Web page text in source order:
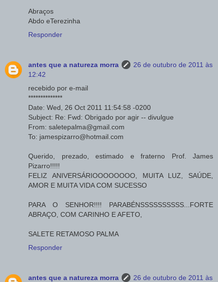
Abraços
Abdo eTerezinha
Responder
antes que a natureza morra
26 de outubro de 2011 às
12:42
recebido por e-mail
**************
Date: Wed, 26 Oct 2011 11:54:58 -0200
Subject: Re: Fwd: Obrigado por agir -- divulgue
From: saletepalma@gmail.com
To: jamespizarro@hotmail.com
Querido, prezado, estimado e fraterno Prof. James
Pizarro!!!!!
FELIZ ANIVERSÁRIOOOOOOOO, MUITA LUZ, SAÚDE,
AMOR E MUITA VIDA COM SUCESSO
PARA O SENHOR!!!! PARABÉNSSSSSSSSSS...FORTE
ABRAÇO, COM CARINHO E AFETO,
SALETE RETAMOSO PALMA
Responder
antes que a natureza morra
26 de outubro de 2011 às